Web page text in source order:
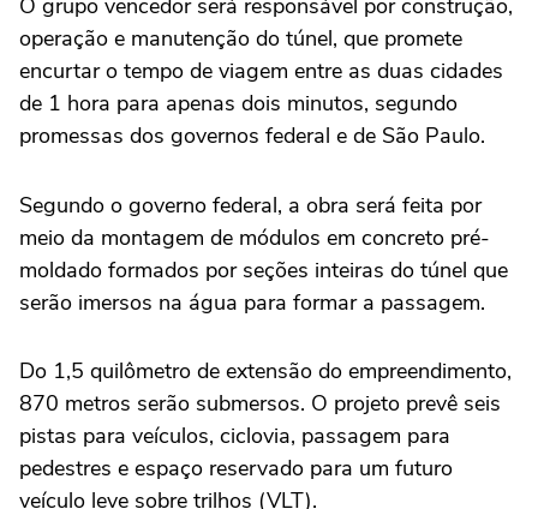
operação e manutenção do túnel, que promete
encurtar o tempo de viagem entre as duas cidades
de 1 hora para apenas dois minutos, segundo
promessas dos governos federal e de São Paulo.
Segundo o governo federal, a obra será feita por
meio da montagem de módulos em concreto pré-
moldado formados por seções inteiras do túnel que
serão imersos na água para formar a passagem.
Do 1,5 quilômetro de extensão do empreendimento,
870 metros serão submersos. O projeto prevê seis
pistas para veículos, ciclovia, passagem para
pedestres e espaço reservado para um futuro
veículo leve sobre trilhos (VLT).